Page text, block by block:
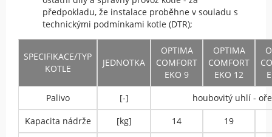
předpokladu, že instalace proběhne v souladu s
technickými podmínkami kotle (DTR);
SPECIFIKACE/TYP
KOTLE
JEDNOTKA
OPTIMA
COMFORT
EKO 9
OPTIMA
COMFORT
EKO 12
Palivo
[-]
houbovitý uhlí -
Kapacita nádrže
[kg] 14
19